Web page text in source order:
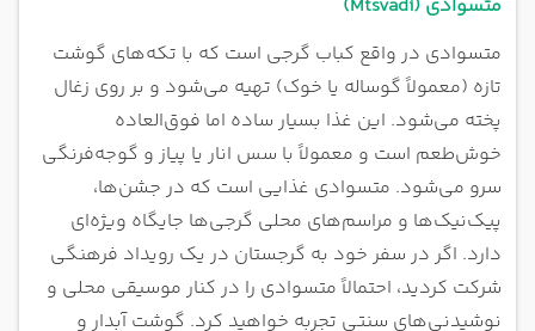
متسوادی (Mtsvadi)
متسوادی در واقع کباب گرجی است که با تکه‌های گوشت
تازه (معمولاً گوساله یا خوک) تهیه می‌شود و بر روی زغال
پخته می‌شود. این غذا بسیار ساده اما فوق‌العاده
خوش‌طعم است و معمولاً با سس انار یا پیاز و گوجه‌فرنگی
سرو می‌شود. متسوادی غذایی است که در جشن‌ها،
پیک‌نیک‌ها و مراسم‌های محلی گرجی‌ها جایگاه ویژه‌ای
دارد. اگر در سفر خود به گرجستان در یک رویداد فرهنگی
شرکت کردید، احتمالاً متسوادی را در کنار موسیقی محلی و
نوشیدنی‌های سنتی تجربه خواهید کرد. گوشت آبدار و